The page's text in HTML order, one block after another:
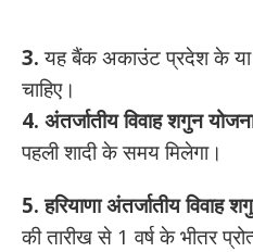
3. यह बैंक अकाउंट प्रदेश के या
चाहिए।
4. अंतर्जातीय विवाह शगुन
पहली शादी के समय मिलेगा।
5. हरियाणा अंतर्जातीय विवाह
की तारीख से 1 वर्ष के भीतर